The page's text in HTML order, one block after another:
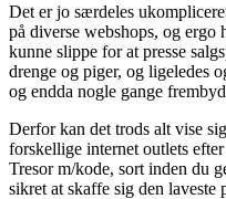
Det er jo særdeles
på diverse webshops, og
kunne slippe for at presse
drenge og piger, og ligeledes
og endda nogle gange
Derfor kan det trods alt vise
forskellige internet outlets
Tresor m/kode, sort inden du
sikret at skaffe sig den laveste